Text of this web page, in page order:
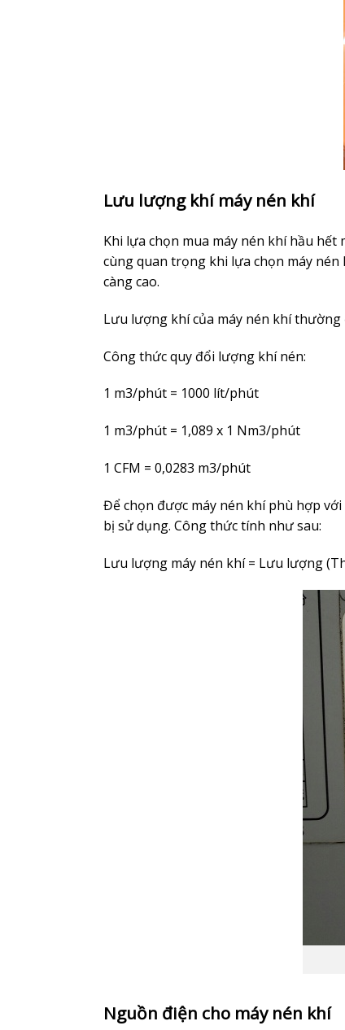
Lưu lượng khí máy nén khí
Khi lựa chọn mua máy nén khí hầu
cùng quan trọng khi lựa chọn máy
càng cao.
Lưu lượng khí của máy nén khí
Công thức quy đổi lượng khí nén:
1 m3/phút = 1000 lít/phút
1 m3/phút = 1,089 x 1 Nm3/phút
1 CFM = 0,0283 m3/phút
Để chọn được máy nén khí phù hợp
bị sử dụng. Công thức tính như sau:
Lưu lượng máy nén khí = Lưu lượng
Nguồn điện cho máy nén khí